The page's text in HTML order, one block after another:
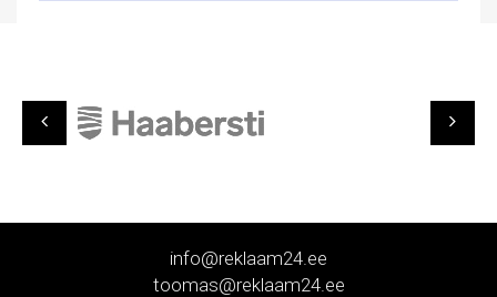
info@reklaam24.ee
toomas@reklaam24.ee